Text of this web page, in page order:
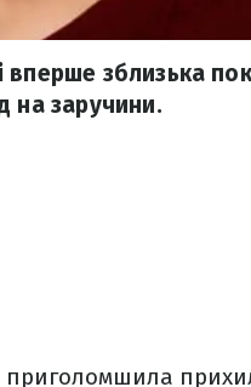
вперше зблизька
на заручини.
приголомшила